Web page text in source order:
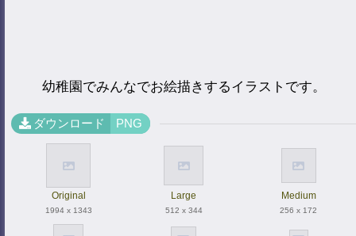
幼稚園でみんなでお絵描きするイラストです。
ダウンロード PNG
Original
1994 x 1343
Large
512 x 344
Medium
256 x 172